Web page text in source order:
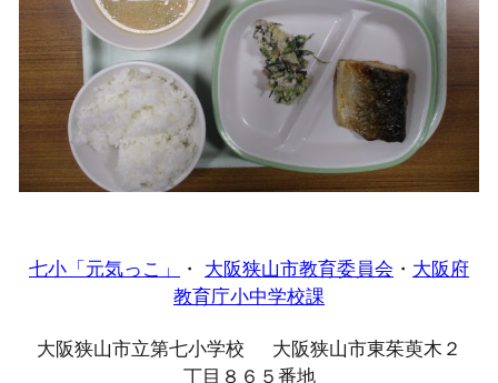
七小「元気っこ」 ・ 大阪狭山市教育委員会 ・ 大阪府
教育庁小中学校課
大阪狭山市立第七小学校 大阪狭山市東茱萸木２
丁目８６５番地